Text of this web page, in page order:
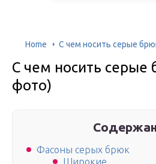
Home С чем носить серые
С чем носить серые
фото)
Фасоны серых брюк
Широкие